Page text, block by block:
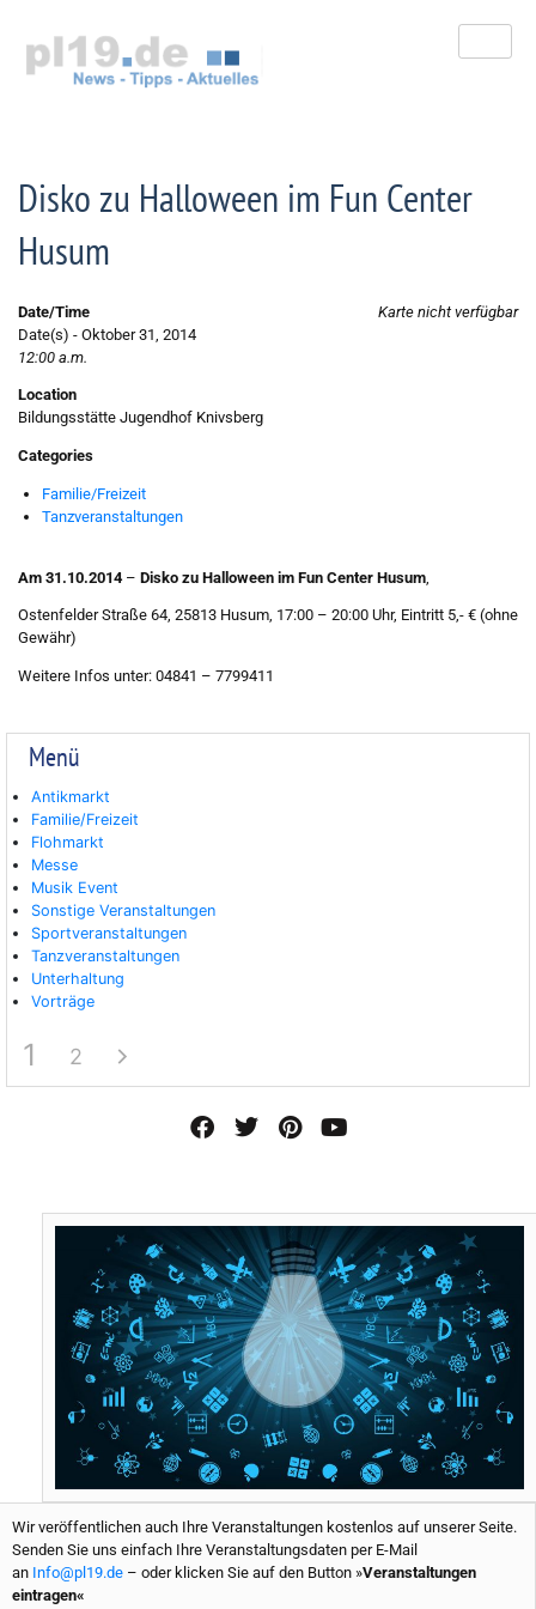
springen
Disko zu Halloween im Fun Center
Husum
Karte nicht verfügbar
Date/Time
Date(s) - Oktober 31, 2014
12:00 a.m.
Location
Bildungsstätte Jugendhof Knivsberg
Categories
Familie/Freizeit
Tanzveranstaltungen
Am 31.10.2014– Disko zu Halloween im Fun Center Husum
Ostenfelder Straße 64, 25813 Husum, 17:00 – 20:00 Uhr, Eintritt 5,- € (ohne
Gewähr)
Weitere Infos unter: 04841 – 7799411
Menü
Antikmarkt
Familie/Freizeit
Flohmarkt
Messe
Musik Event
Sonstige Veranstaltungen
Sportveranstaltungen
Tanzveranstaltungen
Unterhaltung
Vorträge
1 2
a
c
o
o
k
w
i
e
i
n
r
e
s
o
u
b
e
Wir veröffentlichen auch Ihre Veranstaltungen kostenlos auf unserer Seite.
Senden Sie uns einfach Ihre Veranstaltungsdaten per E-Mail
an Info@pl19.de – oder klicken Sie auf den Button »Veranstaltungen
eintragen«